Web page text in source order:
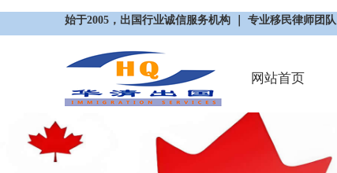
始于2005，出国行业诚信服务机构 ｜ 专业移民律师团队
网站首页